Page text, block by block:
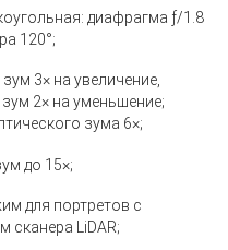
диафрагма ƒ/1.8
120°;
3× на увеличение,
2× на уменьшение;
зума 6×;
до 15×;
для портретов с
сканера LiDAR;